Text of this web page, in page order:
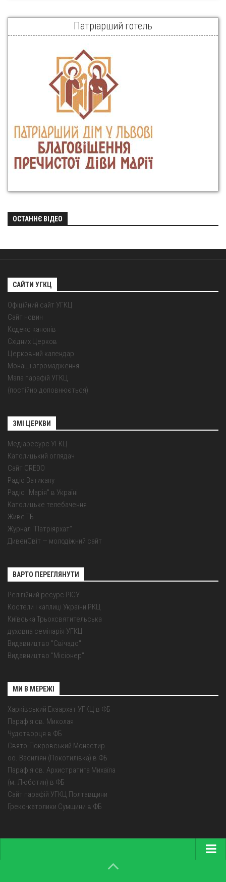
Патріарший готель
ОСТАННЄ ВІДЕО
САЙТИ УГКЦ
Офіційний сайт УГКЦ
Сайт новин
Кодекс канонів
Східних Церков
Церковний календар
Монаші згромадження
Мапа парафій УГКЦ
(постійно доповнюється)
ЗМІ ЦЕРКВИ
Медіаресурс УГКЦ
Католицький оглядач
Сайт CREDO
Радіо Ватикану
Радіо "Марія" в Україні
Католицьке телебачення
Живе ТБ
Журнал "Патріярхат"
ДивенСвіт — молодіжний сайт
ВАРТО ПЕРЕГЛЯНУТИ
Релігійний ресурс РІСУ
Костели і каплиці України РКЦ
Київська Трьохсвятительська
духовна семінарія УГКЦ
Видавництво "Свічадо"
Видавництво "Місіонер"
МИ В МЕРЕЖІ
Харківський Екзархат УГКЦ в ФБ
Парафія св. Миколая
Чудотворця в ФБ
Свято-Покровський Монастир
оо. Василіян (Покотилівка) в ФБ
Парафія св. Архистратига Михаїла
(м. Люботин) в ФБ
Сайт парафій УГКЦ Полтавщини
Греко-католики Сумщини в ФБ